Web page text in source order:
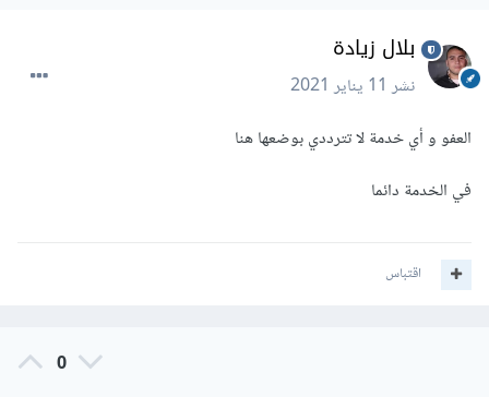
بلال زيادة
نشر11 يناير 2021
العفو و أي خدمة لا تترددي بوضعها هنا
في الخدمة دائما
اقتباس
0